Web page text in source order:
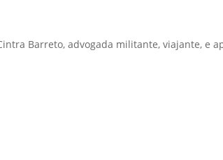
Barreto, advogada militante, viajante, e